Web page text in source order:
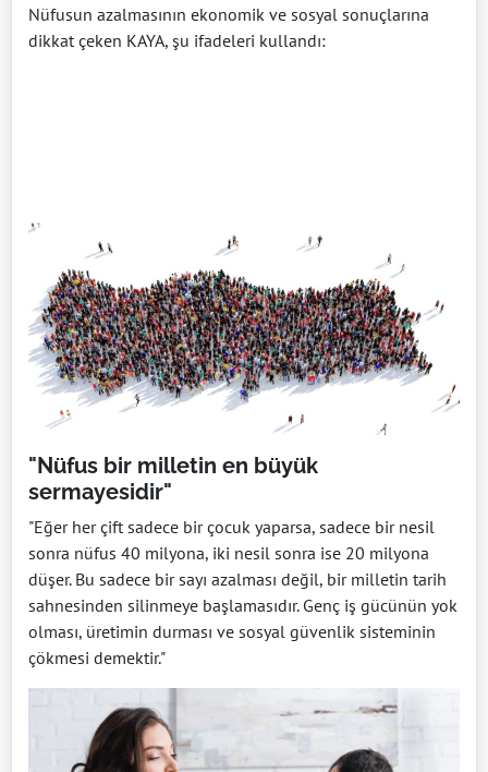
Nüfusun azalmasının ekonomik ve sosyal sonuçlarına
dikkat çeken KAYA, şu ifadeleri kullandı:
"Nüfus bir milletin en büyük
sermayesidir"
"Eğer her çift sadece bir çocuk yaparsa, sadece bir nesil
sonra nüfus 40 milyona, iki nesil sonra ise 20 milyona
düşer. Bu sadece bir sayı azalması değil, bir milletin tarih
sahnesinden silinmeye başlamasıdır. Genç iş gücünün yok
olması, üretimin durması ve sosyal güvenlik sisteminin
çökmesi demektir."